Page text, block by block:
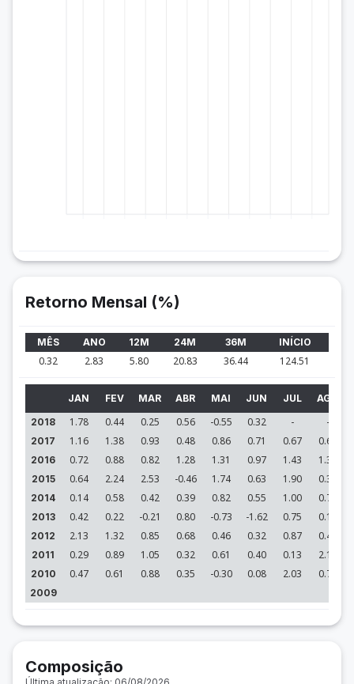
Retorno Mensal (%)
MÊS ANO 12M 24M 36M INÍCIO
0.32 2.83 5.80 20.83 36.44 124.51
JAN FEV MAR ABR MAI JUN JUL AGO
2018
1.78 0.44 0.25 0.56 -0.55 0.32 - -
2017 1.16 1.38 0.93 0.48 0.86 0.71 0.67 0.67
2016 0.72 0.88 0.82 1.28 1.31 0.97 1.43 1.33
2015 0.64 2.24 2.53 -0.46 1.74 0.63 1.90 0.37
2014 0.14 0.58 0.42 0.39 0.82 0.55 1.00 0.77
2013 0.42 0.22 -0.21 0.80 -0.73 -1.62 0.75 0.14
2012 2.13 1.32 0.85 0.68 0.46 0.32 0.87 0.45
2011 0.29 0.89 1.05 0.32 0.61 0.40 0.13 2.17
2010 0.47 0.61 0.88 0.35 -0.30 0.08 2.03 0.70
2009
Composição